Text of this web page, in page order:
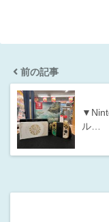
前の記事
ル…